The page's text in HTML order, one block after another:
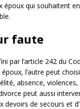
époux qui souhaitent
faute
par l’article 242 du
époux, l’autre peut
absence,
peut aussi
devoirs de secours et